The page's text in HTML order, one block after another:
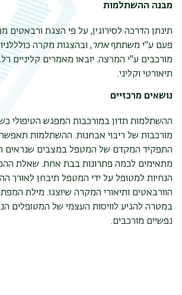
מבנה ההשתלמות
תינתן הדרכה לסירוגין, על פי הצגת ורבאטים
פעם ע"י משתתףאחר, ובהצגות מקרה
מורכבים ע"י המרצה. יובאו מאמרים קליניים
תיאורטי וקליני.
נושאים מרכזיים
ההשתלמות תדון במורכבות המפגש הטיפולי
מורכבות של ריבוי אבחנות. ההשתלמות
התפקיד המקדם של המטפל במצבים שנראים
מתאימים לכמה פתרונות בבת אחת. שאלת
הנחיות למטופל על ידי המטפל תיבחן לאורך
הוורבאטים ותיאורי המקרה שיוצגו. מילת
במטרה להגיע לוויסות העצמי של המטופלים
נפשיים מורכבים.